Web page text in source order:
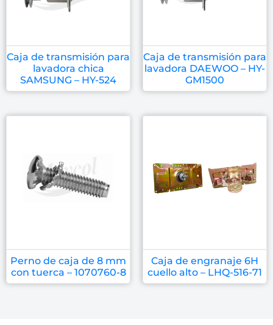
Caja de transmisión para
lavadora chica
SAMSUNG – HY-524
Caja de transmisión para
lavadora DAEWOO – HY-
GM1500
Perno de caja de 8 mm
con tuerca – 1070760-8
Caja de engranaje 6H
cuello alto – LHQ-516-71